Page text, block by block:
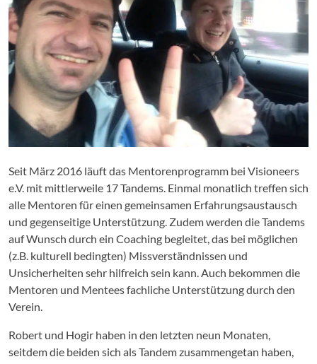
Seit März 2016 läuft das Mentorenprogramm bei Visioneers
e.V. mit mittlerweile 17 Tandems. Einmal monatlich treffen sich
alle Mentoren für einen gemeinsamen Erfahrungsaustausch
und gegenseitige Unterstützung. Zudem werden die Tandems
auf Wunsch durch ein Coaching begleitet, das bei möglichen
(z.B. kulturell bedingten) Missverständnissen und
Unsicherheiten sehr hilfreich sein kann. Auch bekommen die
Mentoren und Mentees fachliche Unterstützung durch den
Verein.
Robert und Hogir haben in den letzten neun Monaten,
seitdem die beiden sich als Tandem zusammengetan haben,